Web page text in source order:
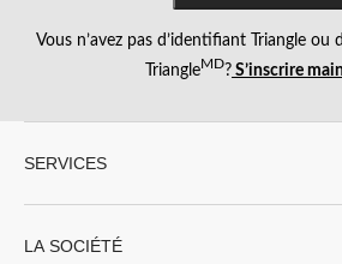
Vous n’avez pas d’identifiant Triangle ou
TriangleMD? S’inscrire
SERVICES
LA SOCIÉTÉ